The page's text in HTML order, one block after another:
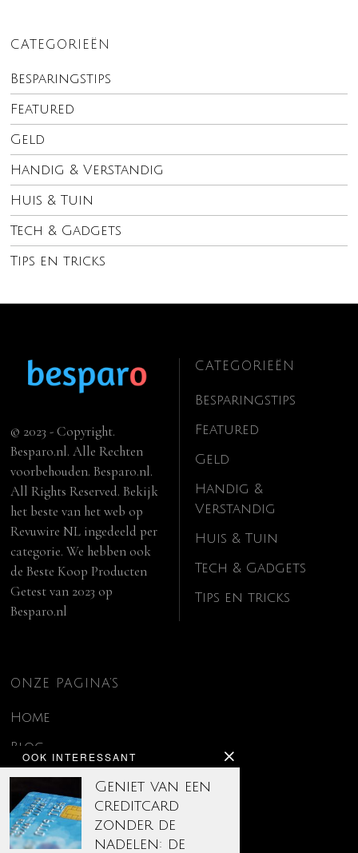
CATEGORIEËN
Besparingstips
Featured
Geld
Handig & Verstandig
Huis & Tuin
Tech & Gadgets
Tips en tricks
OOK INTERESSANT
Geniet van een
creditcard
zonder de
nadelen: de
© 2023 - Copyright.
Besparo.nl. Alle Rechten
voorbehouden. Besparo.nl.
All Rights Reserved. Bekijk
het beste van het web op
Revuwire NL ingedeeld per
categorie. We hebben ook
deBeste Koop Producten
Getest van 2023 op
Besparo.nl
CATEGORIEËN
Besparingstips
Featured
Geld
Handig &
Verstandig
Huis & Tuin
Tech & Gadgets
Tips en tricks
ONZE PAGINA’S
Home
Blog
Contact
Disclaimer
Over ons